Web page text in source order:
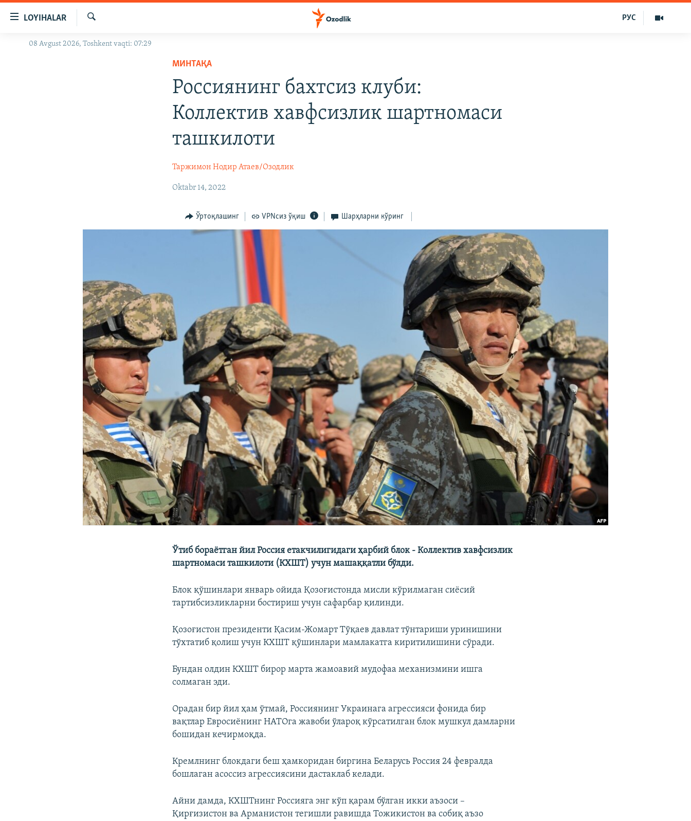
Бош
LOYIHALAR
OZODLIK SURISHTIRUVLARI
Излаш
РУС
08 Avgust 2026, Toshkent vaqti: 07:29
МИНТАҚА
Россиянинг бахтсиз клуби:
Коллектив хавфсизлик шартномаси
ташкилоти
Таржимон Нодир Атаев/Озодлик
Oktabr 14, 2022
Ўртоқлашинг VPNсиз ўқиш Шарҳларни кўринг
Ўтиб бораётган йил Россия етакчилигидаги ҳарбий блок - Коллектив хавфсизлик
шартномаси ташкилоти (КХШТ) учун машаққатли бўлди.
Блок қўшинлари январь ойида Қозоғистонда мисли кўрилмаган сиёсий
тартибсизликларни бостириш учун сафарбар қилинди.
Қозоғистон президенти Қасим-Жомарт Тўқаев давлат тўнтариши уринишини
тўхтатиб қолиш учун КХШТ қўшинлари мамлакатга киритилишини сўради.
Бундан олдин КХШТ бирор марта жамоавий мудофаа механизмини ишга
солмаган эди.
Орадан бир йил ҳам ўтмай, Россиянинг Украинага агрессияси фонида бир
вақтлар Евросиёнинг НАТОга жавоби ўлароқ кўрсатилган блок мушкул дамларни
бошидан кечирмоқда.
Кремлнинг блокдаги беш ҳамкоридан биргина Беларусь Россия 24 февралда
бошлаган асоссиз агрессиясини дастаклаб келади.
Айни дамда, КХШТнинг Россияга энг кўп қарам бўлган икки аъзоси –
Қирғизистон ва Арманистон тегишли равишда Тожикистон ва собиқ аъзо